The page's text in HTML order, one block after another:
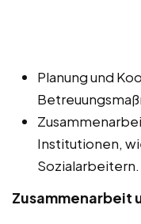
Planung und
Institutionen,
Sozialarbeitern.
Zusammenarbeit